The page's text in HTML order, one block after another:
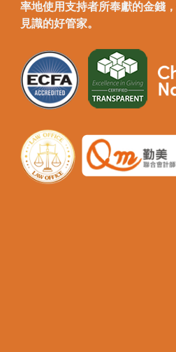
率地使用支持者所奉獻的金錢
見識的好管家。